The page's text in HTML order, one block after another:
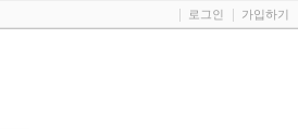
로그인 가입하기